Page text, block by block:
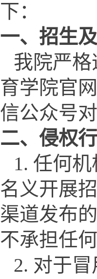
下：
一、招生
我院严
育学院官
信公众号
二、侵权
1. 任何
名义开展
渠道发布
不承担任何
2. 对于